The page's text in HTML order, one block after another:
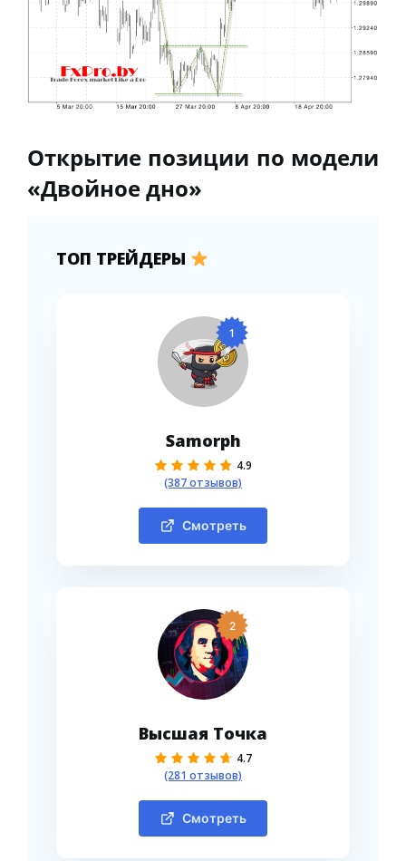
Открытие позиции по модели
«Двойное дно»
ТОП ТРЕЙДЕРЫ
1
Samorph
4.9
(387 отзывов)
Смотреть
2
Высшая Точка
4.7
(281 отзывов)
Смотреть